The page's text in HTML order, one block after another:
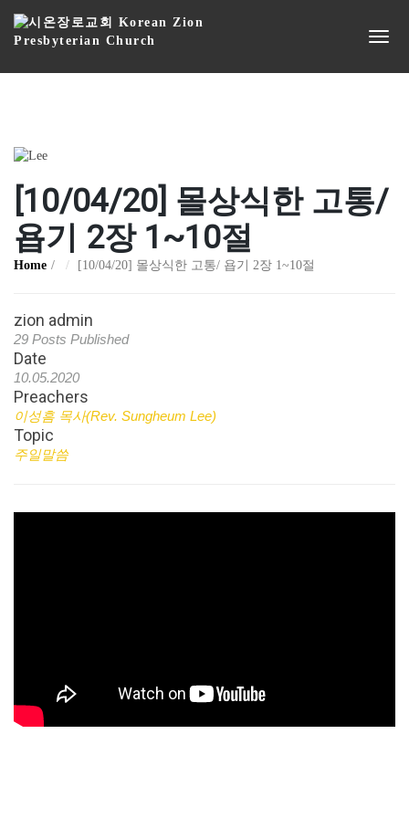
[10/04/20] 몰상식한 고통/
욥기 2장 1~10절
Home [10/04/20] 몰상식한 고통/ 욥기 2장 1~10절
zion admin
29 Posts Published
Date
10.05.2020
Preachers
이성흠 목사(Rev. Sungheum Lee)
Topic
주일말씀